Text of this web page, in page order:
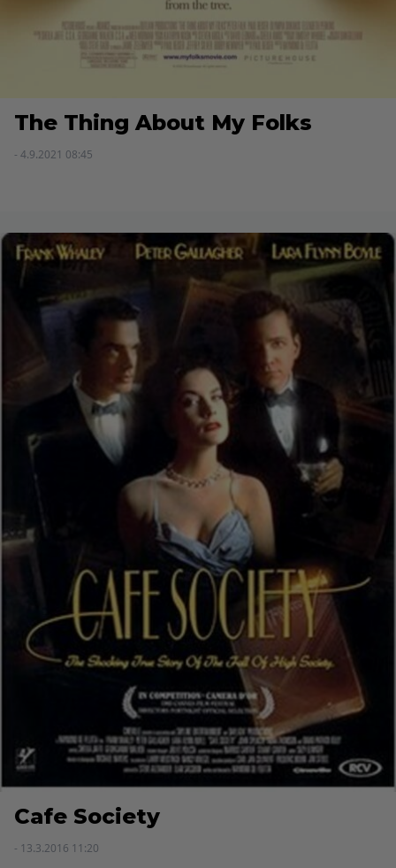
The Thing About My Folks
- 4.9.2021 08:45
Cafe Society
- 13.3.2016 11:20